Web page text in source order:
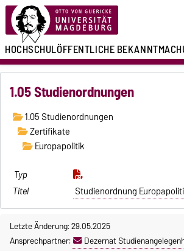
HOCHSCHULÖFFENTLICHE
1.05 Studienordnungen
1.05 Studienordnungen
Zertifikate
Europapolitik
Studienordnung
Letzte Änderung: 29.05.2025
Ansprechpartner:
Dezernat